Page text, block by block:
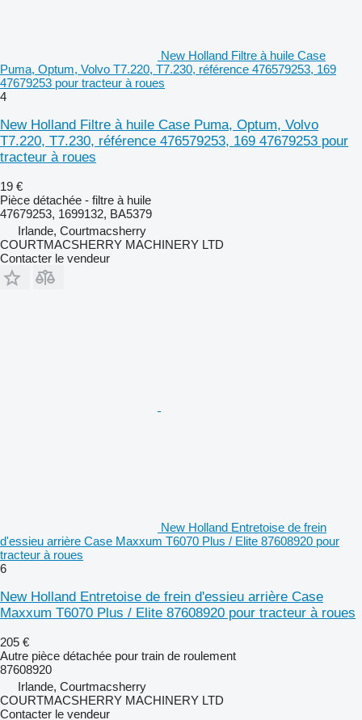
New Holland Filtre à huile Case
Puma, Optum, Volvo T7.220, T7.230, référence 476579253, 169
47679253 pour tracteur à roues
4
New Holland Filtre à huile Case Puma, Optum, Volvo
T7.220, T7.230, référence 476579253, 169 47679253 pour
tracteur à roues
19 €
Pièce détachée - filtre à huile
47679253, 1699132, BA5379
Irlande, Courtmacsherry
COURTMACSHERRY MACHINERY LTD
Contacter le vendeur
New Holland Entretoise de frein
d'essieu arrière Case Maxxum T6070 Plus / Elite 87608920 pour
tracteur à roues
6
New Holland Entretoise de frein d'essieu arrière Case
Maxxum T6070 Plus / Elite 87608920 pour tracteur à roues
205 €
Autre pièce détachée pour train de roulement
87608920
Irlande, Courtmacsherry
COURTMACSHERRY MACHINERY LTD
Contacter le vendeur